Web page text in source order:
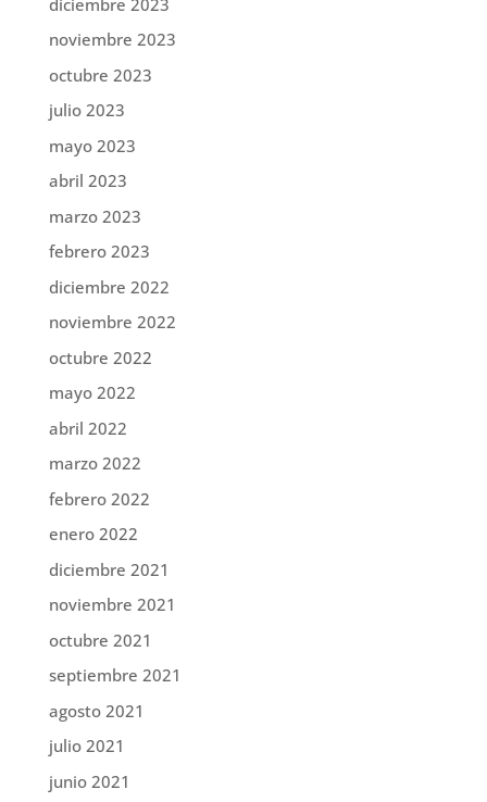
noviembre 2023
octubre 2023
julio 2023
mayo 2023
abril 2023
marzo 2023
febrero 2023
diciembre 2022
noviembre 2022
octubre 2022
mayo 2022
abril 2022
marzo 2022
febrero 2022
enero 2022
diciembre 2021
noviembre 2021
octubre 2021
septiembre 2021
agosto 2021
julio 2021
junio 2021